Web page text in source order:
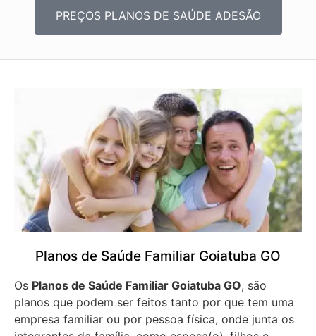
PREÇOS PLANOS DE SAÚDE ADESÃO
Planos de Saúde Familiar Goiatuba GO
Os Planos de Saúde Familiar Goiatuba GO, são
planos que podem ser feitos tanto por que tem uma
empresa familiar ou por pessoa física, onde junta os